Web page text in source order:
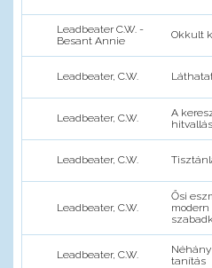
Leadbeater C.W. -
Besant Annie
Okkult
Leadbeater, C.W.
Leadbeater, C.W.
A
hitvallás
Leadbeater, C.W.
Leadbeater, C.W.
Ősi
modern
Leadbeater, C.W.
tanítás